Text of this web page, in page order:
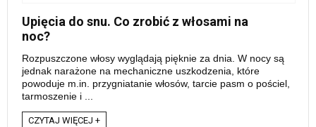
Upięcia do snu. Co zrobić z włosami na
noc?
Rozpuszczone włosy wyglądają pięknie za dnia. W nocy są
jednak narażone na mechaniczne uszkodzenia, które
powoduje m.in. przygniatanie włosów, tarcie pasm o pościel,
tarmoszenie i ...
CZYTAJ WIĘCEJ +